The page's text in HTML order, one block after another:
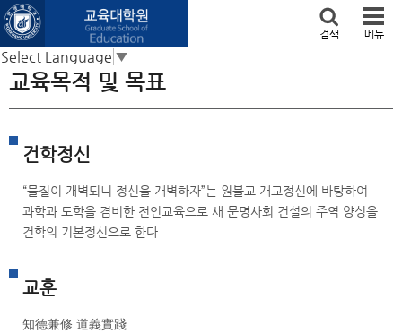
본문 바로가기
Select Language ▼
검색 메뉴
교육목적 및 목표
건학정신
“물질이 개벽되니 정신을 개벽하자”는 원불교 개교정신에 바탕하여
과학과 도학을 겸비한 전인교육으로 새 문명사회 건설의 주역 양성을
건학의 기본정신으로 한다
교훈
知德兼修 道義實踐